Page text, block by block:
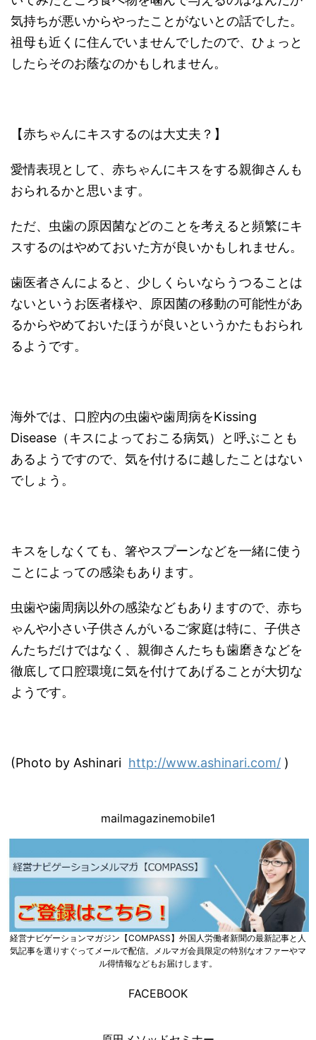
気持ちが悪いからやったことがないとの話でした。
祖母も近くに住んでいませんでしたので、ひょっと
したらそのお蔭なのかもしれません。
【赤ちゃんにキスするのは大丈夫？】
愛情表現として、赤ちゃんにキスをする親御さんも
おられるかと思います。
ただ、虫歯の原因菌などのことを考えると頻繁にキ
スするのはやめておいた方が良いかもしれません。
歯医者さんによると、少しくらいならうつることは
ないというお医者様や、原因菌の移動の可能性があ
るからやめておいたほうが良いというかたもおられ
るようです。
海外では、口腔内の虫歯や歯周病をKissing
Disease（キスによっておこる病気）と呼ぶことも
あるようですので、気を付けるに越したことはない
でしょう。
キスをしなくても、箸やスプーンなどを一緒に使う
ことによっての感染もあります。
虫歯や歯周病以外の感染などもありますので、赤ち
ゃんや小さい子供さんがいるご家庭は特に、子供さ
んたちだけではなく、親御さんたちも歯磨きなどを
徹底して口腔環境に気を付けてあげることが大切な
ようです。
(Photo by Ashinari http://www.ashinari.com/ )
mailmagazinemobile1
経営ナビゲーションマガジン【COMPASS】外国人労働者新聞の最新記事と人
気記事を選りすぐってメールで配信。メルマガ会員限定の特別なオファーやマ
ル得情報などもお届けします。
FACEBOOK